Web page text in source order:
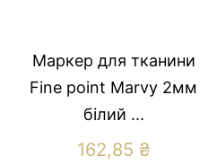
Маркер для тканини
Fine point Marvy 2мм
бiлий ...
162,85 ₴